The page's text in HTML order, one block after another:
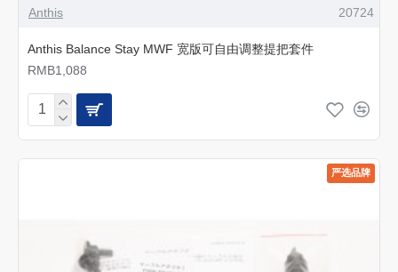
Anthis 20724
Anthis Balance Stay MWF 宽版可自由调整提把套件
RMB1,088
严选品牌